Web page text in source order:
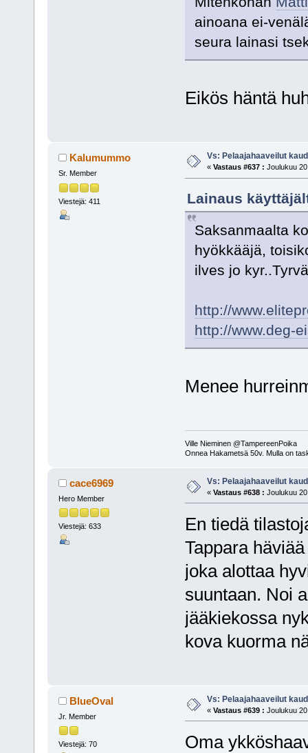
ainoana ei-
seura lainasi
Eikös häntä
Kalumummo
Sr. Member
Viestejä: 411
Vs: Pelaajahaaveilut
« Vastaus #637 : Joulukuu
Lainaus
Saksanmaalta
hyökkääjä,
ilves jo
http://
http://www.deg-
Menee
Ville Nieminen @TampereenPoika
Onnea Hakametsä 50v. Mulla on
cace6969
Hero Member
Viestejä: 633
Vs: Pelaajahaaveilut
« Vastaus #638 : Joulukuu
En tiedä
Tappara
joka alottaa
suuntaan. Noi
jääkiekossa
kova kuorma
BlueOval
Jr. Member
Viestejä: 70
Vs: Pelaajahaaveilut
« Vastaus #639 : Joulukuu
Oma